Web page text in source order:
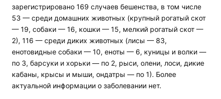
зарегистрировано 169 случаев бешенства, в том числе
53 — среди домашних животных (крупный рогатый скот
— 19, собаки — 16, кошки — 15, мелкий рогатый скот —
2), 116 — среди диких животных (лисы — 83,
енотовидные собаки — 10, еноты — 6, куницы и волки —
по 3, барсуки и хорьки — по 2, рыси, олени, лоси, дикие
кабаны, крысы и мыши, ондатры — по 1). Более
актуальной информации о заболевании нет.